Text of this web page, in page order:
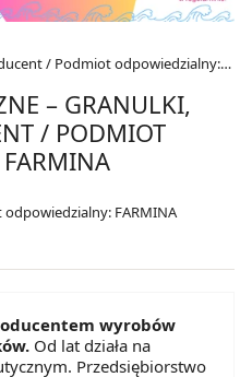
/ Podmiot odpowiedzialny: FARMINA
– GRANULKI,
/ PODMIOT
FARMINA
wyrobów
Od lat działa na
Przedsiębiorstwo